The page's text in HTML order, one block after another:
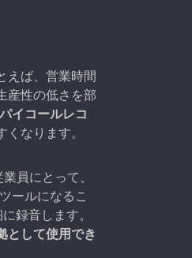
えば、営業時間
産性の低さを部
イコールレコ
なります。
員にとって、
ールになるこ
録音します。
として使用でき